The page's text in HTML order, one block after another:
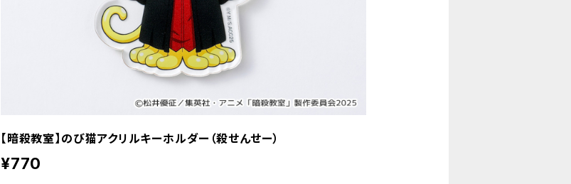
【暗殺教室】のび猫アクリルキーホルダー（殺せんせー）
¥770